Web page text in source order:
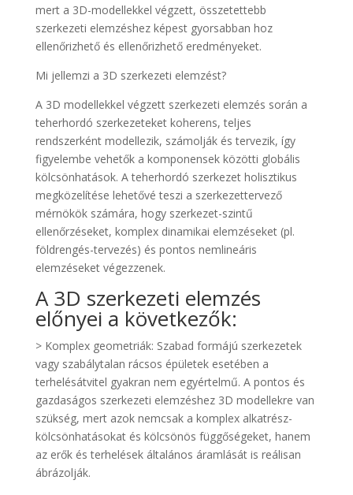
mert a 3D-modellekkel végzett, összetettebb
szerkezeti elemzéshez képest gyorsabban hoz
ellenőrizhető és ellenőrizhető eredményeket.
Mi jellemzi a 3D szerkezeti elemzést?
A 3D modellekkel végzett szerkezeti elemzés során a
teherhordó szerkezeteket koherens, teljes
rendszerként modellezik, számolják és tervezik, így
figyelembe vehetők a komponensek közötti globális
kölcsönhatások. A teherhordó szerkezet holisztikus
megközelítése lehetővé teszi a szerkezettervező
mérnökök számára, hogy szerkezet-szintű
ellenőrzéseket, komplex dinamikai elemzéseket (pl.
földrengés-tervezés) és pontos nemlineáris
elemzéseket végezzenek.
A 3D szerkezeti elemzés
előnyei a következők:
> Komplex geometriák: Szabad formájú szerkezetek
vagy szabálytalan rácsos épületek esetében a
terhelésátvitel gyakran nem egyértelmű. A pontos és
gazdaságos szerkezeti elemzéshez 3D modellekre van
szükség, mert azok nemcsak a komplex alkatrész-
kölcsönhatásokat és kölcsönös függőségeket, hanem
az erők és terhelések általános áramlását is reálisan
ábrázolják.